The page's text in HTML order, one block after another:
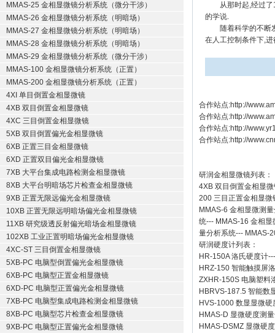
MMAS-25 金相显微镜分析系统（微分干涉）
MMAS-26 金相显微镜分析系统（明暗场）
MMAS-27 金相显微镜分析系统（明暗场）
MMAS-28 金相显微镜分析系统（明暗场）
MMAS-29 金相显微镜分析系统（微分干涉）
MMAS-100 金相显微镜分析系统（正置）
MMAS-200 金相显微镜分析系统（正置）
4XI 单目倒置金相显微镜
4XB 双目倒置金相显微镜
4XC 三目倒置金相显微镜
5XB 双目倒置偏光金相显微镜
6XB 正置三目金相显微镜
6XD 正置双目偏光金相显微镜
7XB 大平台集成电路检测金相显微镜
8XB 大平台明暗场芯片检查金相显微镜
9XB 正置无限远偏光金相显微镜
10XB 正置无限远明暗场偏光金相显微镜
11XB 研究级透反射偏光暗场金相显微镜
102XB 工业正置明暗场偏光金相显微镜
4XC-ST 三目倒置金相显微镜
5XB-PC 电脑型倒置偏光金相显微镜
6XB-PC 电脑型正置金相显微镜
6XD-PC 电脑型正置偏光金相显微镜
7XB-PC 电脑型集成电路检测金相显微镜
8XB-PC 电脑型芯片检查金相显微镜
9XB-PC 电脑型正置偏光金相显微镜
从那时起,经过了
的学说.
随着科学的不断发
在人工控制条件下,
合作站点:http://
合作站点:http://
合作站点:http://
合作站点:http://
研润金相显微镜列表：
4XB 双目倒置金相显
200 三目正置金相显微
MMAS-6 金相显微测
统--- MMAS-16 金相显
量分析系统--- MMAS-
研润硬度计列表：
HR-150A 洛氏硬度计
HRZ-150 智能触摸屏
ZXHR-150S 电脑塑料
HBRVS-187.5 智能数
HVS-1000 数显显微硬
HMAS-D 显微硬度测
HMAS-DSMZ 显微硬